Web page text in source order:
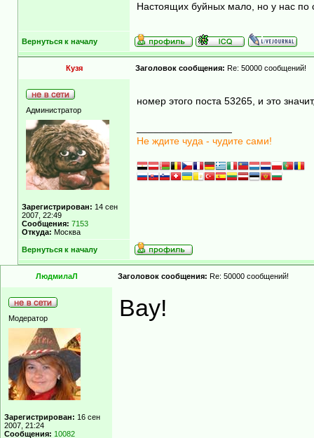
Настоящих буйных мало, но у нас по
Вернуться к началу
Кузя Заголовок сообщения: Re: 50000 сообщений!
Администратор
Зарегистрирован: 14 сен
2007, 22:49
Сообщения: 7153
Откуда: Москва
номер этого поста 53265, и это
Не ждите чуда - чудите сами!
Вернуться к началу
ЛюдмилаЛ Заголовок сообщения: Re: 50000 сообщений!
Модератор
Зарегистрирован: 16 сен
2007, 21:24
Сообщения: 10082
Вау!